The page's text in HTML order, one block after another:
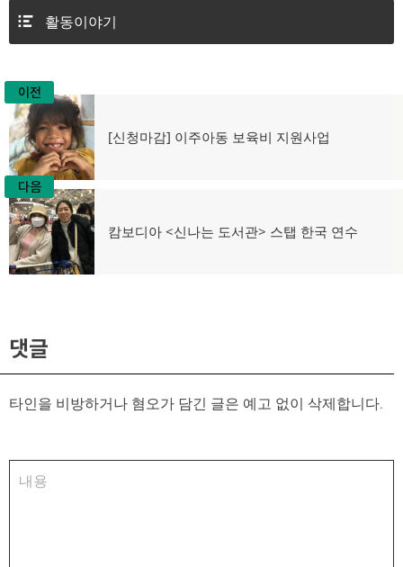
활동이야기
글
탐
색
이전
이
[신청마감] 이주아동 보육비 지원사업
다음
다
캄보디아 <신나는 도서관> 스탭 한국 연수
댓글
타인을 비방하거나 혐오가 담긴 글은 예고 없이 삭제합니다.